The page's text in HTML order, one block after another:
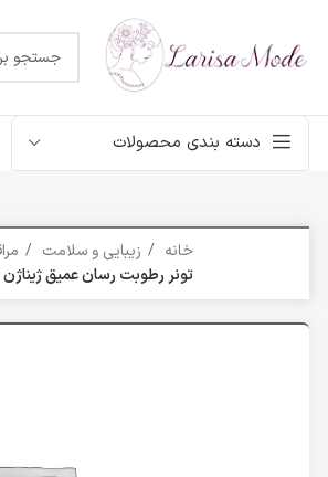
دسته بندی محصولات
خانه زیبایی و سلامت
تونر رطوبت رسان عمیق ژیناژن